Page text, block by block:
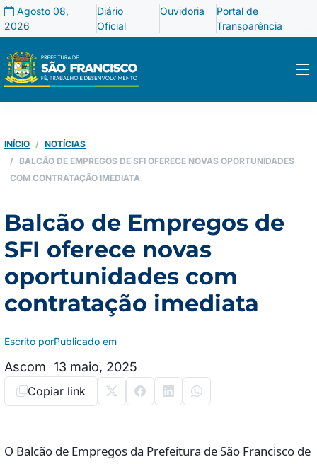
Agosto 08,
2026
Diário
Oficial
Ouvidoria
Portal de
Transparência
INÍCIO
NOTÍCIAS
BALCÃO DE EMPREGOS DE SFI OFERECE NOVAS OPORTUNIDADES
COM CONTRATAÇÃO IMEDIATA
Balcão de Empregos de
SFI oferece novas
oportunidades com
contratação imediata
Escrito por
Ascom
Publicado em
13 maio, 2025
Copiar link
O Balcão de Empregos da Prefeitura de São Francisco de